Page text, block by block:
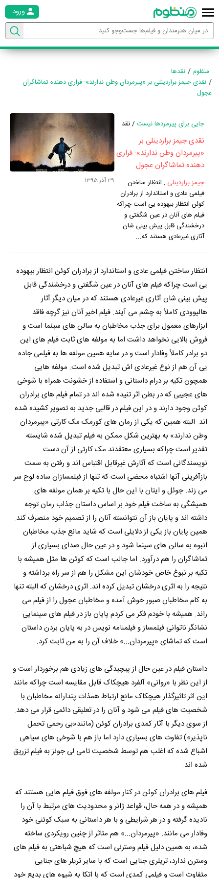
ورود
منظوم
نقدها
نقدی جیمز براردینلی بر «پیرمردان وطن ندارند»: فراری دهنده تماشاگران
عجول
جایی برای پیرمردها نیست/ نقد
نقدی جیمز براردینلی بر
«پیرمردان وطن ندارند»: فراری
دهنده تماشاگران عجول
جیمز براردینلی : انتظار ساختن
فیلمی عادی و استاندارد از برادران
کوئن انتظار بیهوده یی است چراکه
فیلم های آنان در عین شگفتی و
درخشندگی قابل پیش بینی شان
آثاری غیرعادی هستند که...
29 آذر 1395
انتظار ساختن فیلمی عادی و استاندارد از برادران کوئن انتظار بیهوده
یی است چراکه فیلم های آنان در عین شگفتی و درخشندگی قابل
پیش بینی شان آثاری غیرعادی هستند که در میان دیگر آثار
هالیوودی کاملاً به چشم می آیند. فیلم اخیر آنان نیز گرچه فاقد
ابزارهای معمول برای جذب مخاطبان به سالن های سینما است و
فروش بالایی نخواهد داشت اما به مولفه های ثابت فیلم های این
دو برادر کاملاً وفادار است و در سایه همین مولفه ها به فیلمی جاده
یی آن هم از نوع غیرعادی اش تبدیل شده است. مولفه هایی
همچون تکیه بر درام داستانی و استفاده از خشونت همراه با شوخی
های عجیبی که در بطن اثر تنیده شده اند در تمام فیلم های برادران
کوئن وجود دارند و در این فیلم در قالبی جدید به تصویر کشیده شده
اند. البته همین که یکی از رمان های کورمک مک کارتی «پیرمردان
وطن ندارند» به بهترین شکل ممکن به فیلم تبدیل شده شایسته
تقدیر است چراکه بسیاری معتقدند مک کارتی از آن دست
نویسندگانی است که آثارش غیرقابل اقتباس اند و رفتن به سمت
بازآفرینی آنها اشتباه محضی است که تنها از فیلمسازان ساده لوح سر
می زند. جوئل و ایتان با این حال با تکیه بر همان مولفه های
همیشگی به ساخت فیلم خود بر اساس داستان جذاب رمان توجه
داشته اند و پایان باز آن نتوانسته آنان را از تصمیم خود منصرف کند.
همین پایان باز یکی از دلایلی است که شاید مانع جذب مخاطبان
انبوه به سالن های سینما شود و در عین حال صدای بسیاری از
تماشاگران را هم درآورد. اما جالب است که کوئن ها مثل همیشه با
تکیه بر نبوغ خاص خودشان این مشکل را هم از سر راه برداشته و
نتیجه را به اثری درخشان تبدیل کرده اند. اثری درخشان که البته تنها
به کام مخاطبان صبور خوش آمده و مخاطبان عجول را از فیلم می
راند. همیشه با خودم فکر می کردم پایان باز در فیلم های سینمایی
نشانگر ناتوانی فیلمساز و فیلمنامه نویس در به پایان بردن داستان
است که تماشای «پیرمردان...» خلاف آن را به من ثابت کرد.
داستان فیلم در عین حال از پیچیدگی های زیادی هم برخوردار است و
از این نظر با «روانی» آلفرد هیچکاک قابل مقایسه است چراکه مانند
این اثر تاثیرگذار هیچکاک مانع ارتباط همذات پندارانه مخاطبان با
شخصیت های فیلم می شود و آنان را در تعلیقی دائمی قرار می دهد.
از سوی دیگر با آثار کمدی برادران کوئن (مانند«بی رحمی تحمل
ناپذیر») تفاوت های بسیاری دارد اما باز هم با شوخی های سیاهی
اشباع شده که اغلب هم توسط شخصیت تامی لی جونز به فیلم تزریق
شده اند.
فیلم های برادران کوئن در کنار مولفه های فوق فیلم هایی هستند که
همیشه و در همه حال، قواعد ژانر و محدودیت های مرتبط با آن را
نادیده گرفته و در هر شرایطی و با هر داستانی به سبک کوئنی خود
وفادار می مانند. «پیرمردان...» هم متاثر از چنین رویکردی ساخته
شده، به همین دلیل فیلم وسترنی است که هیچ شباهتی به فیلم های
وسترن ندارد، تریلری جنایی است که با سایر تریلر های جنایی
متفاوت است و فیلمی کمدی است که با اتکا به شیوه های بدیع خود